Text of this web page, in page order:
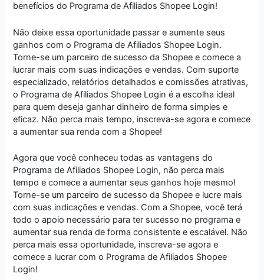
benefícios do Programa de Afiliados Shopee Login!
Não deixe essa oportunidade passar e aumente seus
ganhos com o Programa de Afiliados Shopee Login.
Torne-se um parceiro de sucesso da Shopee e comece a
lucrar mais com suas indicações e vendas. Com suporte
especializado, relatórios detalhados e comissões atrativas,
o Programa de Afiliados Shopee Login é a escolha ideal
para quem deseja ganhar dinheiro de forma simples e
eficaz. Não perca mais tempo, inscreva-se agora e comece
a aumentar sua renda com a Shopee!
Agora que você conheceu todas as vantagens do
Programa de Afiliados Shopee Login, não perca mais
tempo e comece a aumentar seus ganhos hoje mesmo!
Torne-se um parceiro de sucesso da Shopee e lucre mais
com suas indicações e vendas. Com a Shopee, você terá
todo o apoio necessário para ter sucesso no programa e
aumentar sua renda de forma consistente e escalável. Não
perca mais essa oportunidade, inscreva-se agora e
comece a lucrar com o Programa de Afiliados Shopee
Login!